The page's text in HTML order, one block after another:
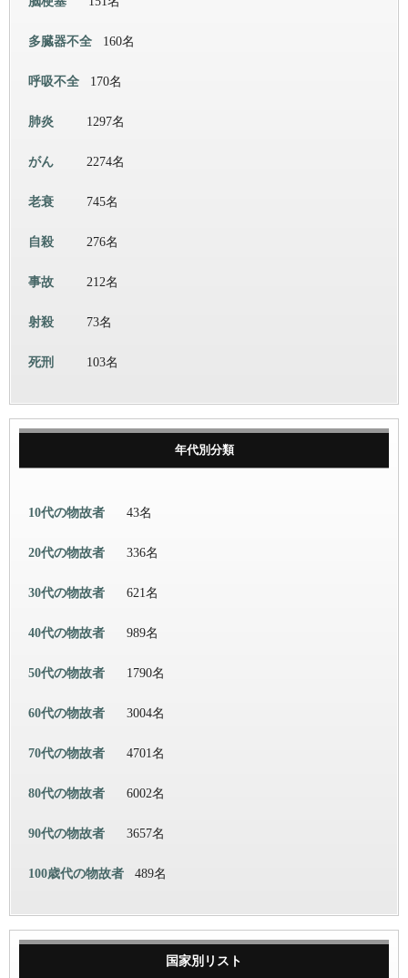
多臓器不全 160名
呼吸不全 170名
肺炎 1297名
がん 2274名
老衰 745名
自殺 276名
事故 212名
射殺 73名
死刑 103名
年代別分類
10代の物故者 43名
20代の物故者 336名
30代の物故者 621名
40代の物故者 989名
50代の物故者 1790名
60代の物故者 3004名
70代の物故者 4701名
80代の物故者 6002名
90代の物故者 3657名
100歳代の物故者 489名
国家別リスト